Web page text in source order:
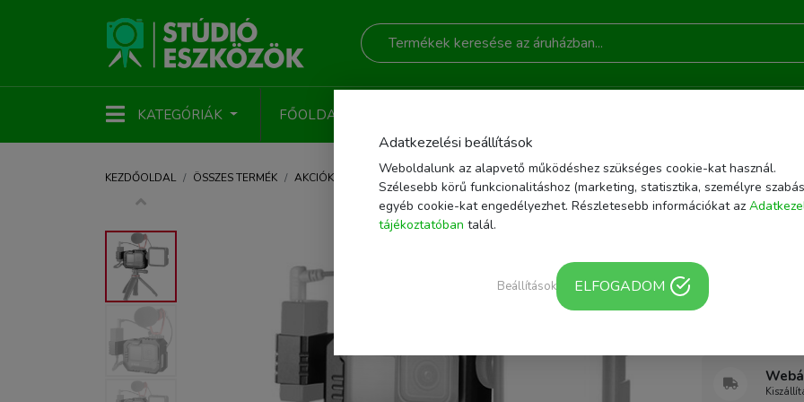
KATEGÓRIÁK FŐOLDAL
KEZDŐOLDAL ÖSSZES TERMÉK AKCIÓKAMERA, MOBILTELEFON KIEGÉSZÍTŐK ULANZI G9-14 FÉM CAGE GOPRO
Cikkszám: 2340 |
Ulanzi
HERO9/
Adatkezelési beállítások
Weboldalunk az alapvető működéshez szükséges cookie-kat használ.
Szélesebb körű funkcionalitáshoz (marketing, statisztika, személyre
egyéb cookie-kat engedélyezhet. Részletesebb információkat az
tájékoztatóban talál.
Beállítások ELFOGADOM